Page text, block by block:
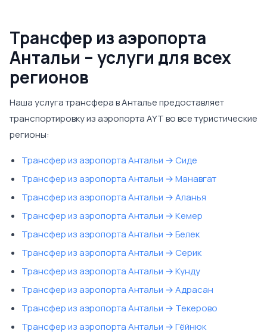
Трансфер из аэропорта
Антальи – услуги для всех
регионов
Наша услуга трансфера в Анталье предоставляет
транспортировку из аэропорта AYT во все туристические
регионы:
Трансфер из аэропорта Антальи → Сиде
Трансфер из аэропорта Антальи → Манавгат
Трансфер из аэропорта Антальи → Аланья
Трансфер из аэропорта Антальи → Кемер
Трансфер из аэропорта Антальи → Белек
Трансфер из аэропорта Антальи → Серик
Трансфер из аэропорта Антальи → Кунду
Трансфер из аэропорта Антальи → Адрасан
Трансфер из аэропорта Антальи → Текерово
Трансфер из аэропорта Антальи → Гёйнюк